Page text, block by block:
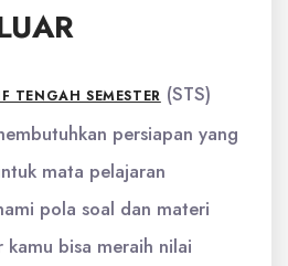
TENGAH SEMESTER (STS)
persiapan yang
mata pelajaran
pola soal dan materi
bisa meraih nilai